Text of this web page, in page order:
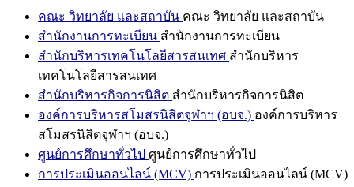
คณะ วิทยาลัย และสถาบัน คณะ วิทยาลัย และสถาบัน
สำนักงานการทะเบียน สำนักงานการทะเบียน
สำนักบริหารเทคโนโลยีสารสนเทศ สำนักบริหาร
เทคโนโลยีสารสนเทศ
สำนักบริหารกิจการนิสิต สำนักบริหารกิจการนิสิต
องค์การบริหารสโมสรนิสิตจุฬาฯ (อบจ.) องค์การบริหาร
สโมสรนิสิตจุฬาฯ (อบจ.)
ศูนย์การศึกษาทั่วไป ศูนย์การศึกษาทั่วไป
การประเมินออนไลน์ (MCV) การประเมินออนไลน์ (MCV)